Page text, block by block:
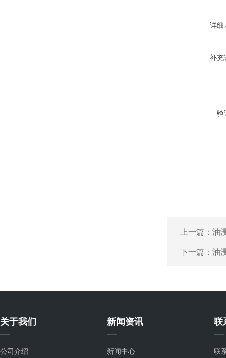
详细
补充
验
上一篇： 油
下一篇： 油
关于我们
公司介绍
新闻资讯
新闻中心
联
联